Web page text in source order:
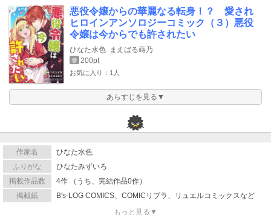
悪役令嬢からの華麗なる転身！？ 愛され
ヒロインアンソロジーコミック（３）悪役
令嬢は今からでも許されたい
ひなた水色 まえばる蒔乃
巻 200pt
お気に入り：1人
あらすじを見る▼
作家名
ひなた水色
ふりがな
ひなたみずいろ
掲載作品数
4作 （うち、完結作品0作）
掲載紙
B's-LOG COMICS、COMICリブラ、リュエルコミックスなど
もっと見る▼